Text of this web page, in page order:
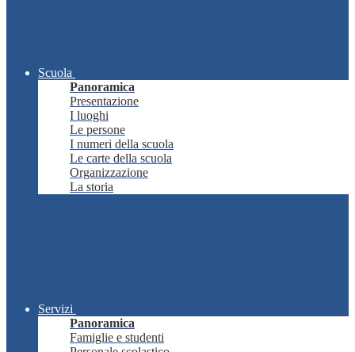
Scuola
Panoramica
Presentazione
I luoghi
Le persone
I numeri della scuola
Le carte della scuola
Organizzazione
La storia
Servizi
Panoramica
Famiglie e studenti